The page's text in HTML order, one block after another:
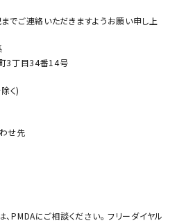
でご連絡いただきますようお願い申し上
3丁目34番14号
く)
せ先
PMDAにご相談ください。 フリーダイヤル